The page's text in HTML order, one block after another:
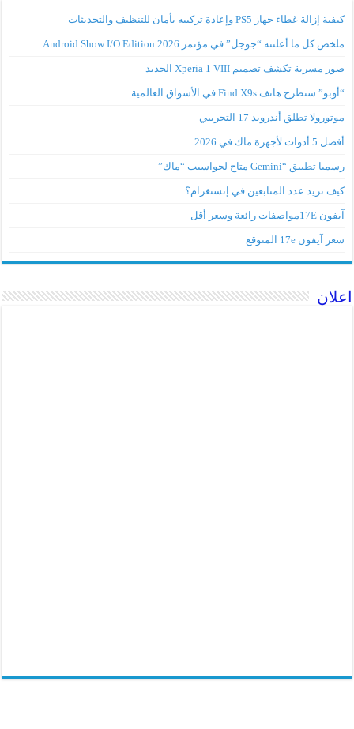
كيفية إزالة غطاء جهاز PS5 وإعادة تركيبه بأمان للتنظيف والتحديثات
ملخص كل ما أعلنته “جوجل” في مؤتمر Android Show I/O Edition 2026
صور مسربة تكشف تصميم Xperia 1 VIII الجديد
“أوبو” ستطرح هاتف Find X9s في الأسواق العالمية
موتورولا تطلق أندرويد 17 التجريبي
أفضل 5 أدوات لأجهزة ماك في 2026
رسميا تطبيق “Gemini متاح لحواسيب “ماك”
كيف تزيد عدد المتابعين في إنستغرام؟
آيفون 17Eمواصفات رائعة وسعر أقل
سعر آيفون 17e المتوقع
اعلان